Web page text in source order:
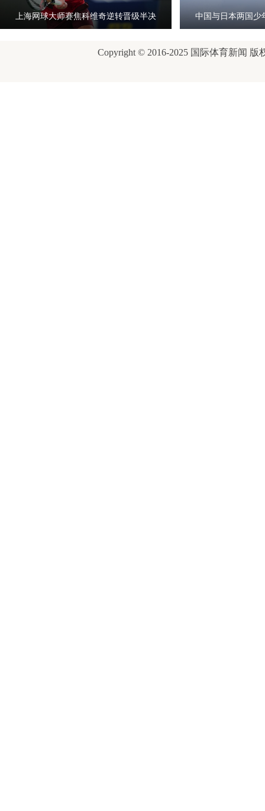
上海网球大师赛焦科维奇逆转晋级半决
中国与日本两国少
Copyright © 2016-2025 国际体育新闻